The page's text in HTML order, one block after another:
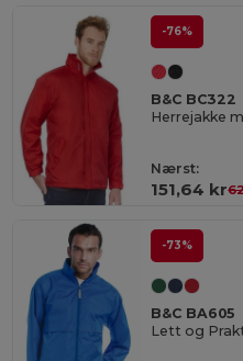
-76%
B&C BC322
Herrejakke
Nærst:
151,64 kr
-73%
B&C BA605
Lett og